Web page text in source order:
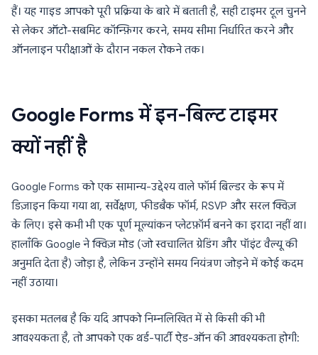
हैं। यह गाइड आपको पूरी प्रक्रिया के बारे में बताती है, सही टाइमर टूल चुनने
से लेकर ऑटो-सबमिट कॉन्फ़िगर करने, समय सीमा निर्धारित करने और
ऑनलाइन परीक्षाओं के दौरान नकल रोकने तक।
Google Forms में इन-बिल्ट टाइमर
क्यों नहीं है
Google Forms को एक सामान्य-उद्देश्य वाले फॉर्म बिल्डर के रूप में
डिज़ाइन किया गया था, सर्वेक्षण, फीडबैक फॉर्म, RSVP और सरल क्विज़
के लिए। इसे कभी भी एक पूर्ण मूल्यांकन प्लेटफ़ॉर्म बनने का इरादा नहीं था।
हालाँकि Google ने क्विज़ मोड (जो स्वचालित ग्रेडिंग और पॉइंट वैल्यू की
अनुमति देता है) जोड़ा है, लेकिन उन्होंने समय नियंत्रण जोड़ने में कोई कदम
नहीं उठाया।
इसका मतलब है कि यदि आपको निम्नलिखित में से किसी की भी
आवश्यकता है, तो आपको एक थर्ड-पार्टी ऐड-ऑन की आवश्यकता होगी: